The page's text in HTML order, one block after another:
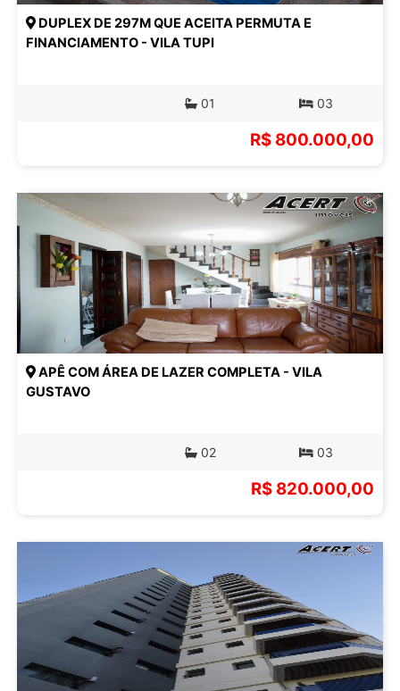
DUPLEX DE 297M QUE ACEITA PERMUTA E
FINANCIAMENTO - VILA TUPI
01 03
R$ 800.000,00
APÊ COM ÁREA DE LAZER COMPLETA - VILA
GUSTAVO
02 03
R$ 820.000,00